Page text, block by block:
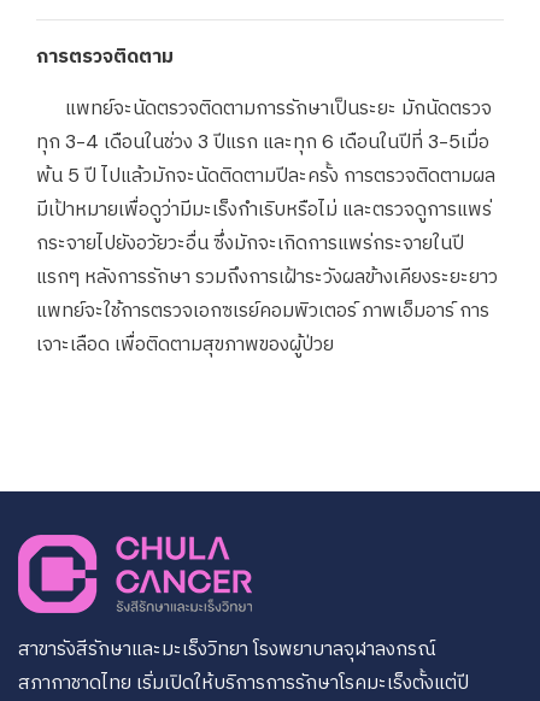
การตรวจติดตาม
แพทย์จะนัดตรวจติดตามการรักษาเป็นระยะ มักนัดตรวจ
ทุก 3-4 เดือนในช่วง 3 ปีแรก และทุก 6 เดือนในปีที่ 3-5เมื่อ
พ้น 5 ปี ไปแล้วมักจะนัดติดตามปีละครั้ง การตรวจติดตามผล
มีเป้าหมายเพื่อดูว่ามีมะเร็งกำเริบหรือไม่ และตรวจดูการแพร่
กระจายไปยังอวัยวะอื่น ซึ่งมักจะเกิดการแพร่กระจายในปี
แรกๆ หลังการรักษา รวมถึงการเฝ้าระวังผลข้างเคียงระยะยาว
แพทย์จะใช้การตรวจเอกซเรย์คอมพิวเตอร์ ภาพเอ็มอาร์ การ
เจาะเลือด เพื่อติดตามสุขภาพของผู้ป่วย
สาขารังสีรักษาและมะเร็งวิทยา โรงพยาบาลจุฬาลงกรณ์
สภากาชาดไทย เริ่มเปิดให้บริการการรักษาโรคมะเร็งตั้งแต่ปี